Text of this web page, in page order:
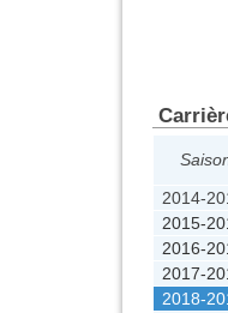
2014-
2015-
2016-
2017-
2018-